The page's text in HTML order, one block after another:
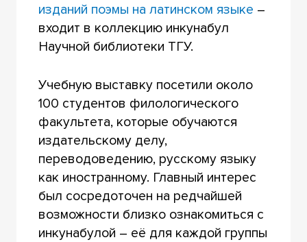
изданий поэмы на латинском языке –
входит в коллекцию инкунабул
Научной библиотеки ТГУ.
Учебную выставку посетили около
100 студентов филологического
факультета, которые обучаются
издательскому делу,
переводоведению, русскому языку
как иностранному. Главный интерес
был сосредоточен на редчайшей
возможности близко ознакомиться с
инкунабулой – её для каждой группы